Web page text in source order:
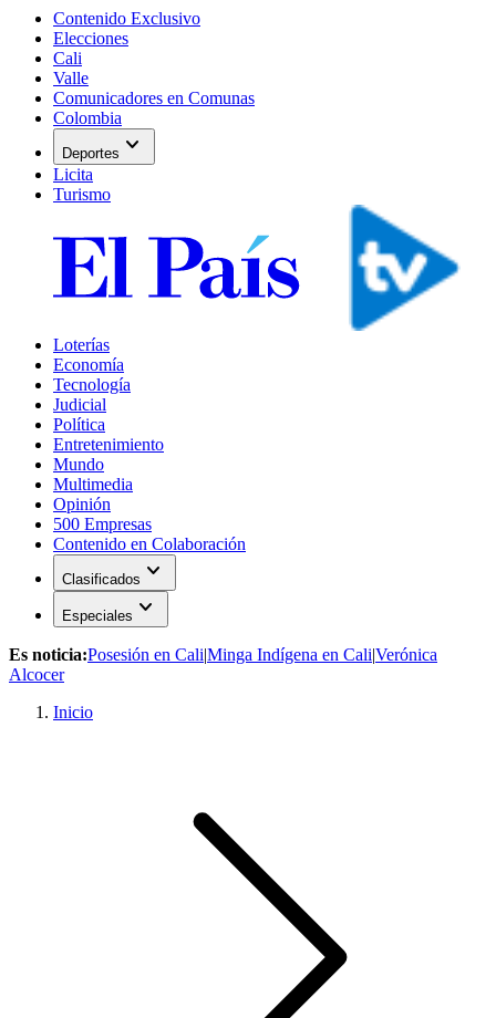
Contenido Exclusivo
Elecciones
Cali
Valle
Comunicadores en Comunas
Colombia
Deportes expand_more
Licita
Turismo
Loterías
Economía
Tecnología
Judicial
Política
Entretenimiento
Mundo
Multimedia
Opinión
500 Empresas
Contenido en Colaboración
Clasificados expand_more
Especiales expand_more
Es noticia:Posesión en Cali|Minga Indígena en Cali|Verónica
Alcocer
Inicio